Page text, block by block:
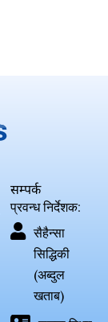
सम्पर्क
प्रवन्ध निर्देशक:
सैहैन्सा
सिद्धिकी
(अब्दुल
खताब)